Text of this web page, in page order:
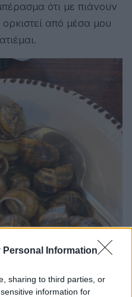
Personal Information
sharing to third parties, or
information for
ότι με πιάνουν
από μέσα μου